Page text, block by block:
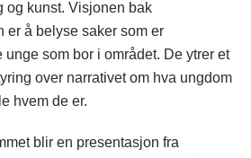
og kunst. Visjonen bak
er å belyse saker som er
unge som bor i området. De ytrer et
over narrativet om hva ungdom
hvem de er.
blir en presentasjon fra